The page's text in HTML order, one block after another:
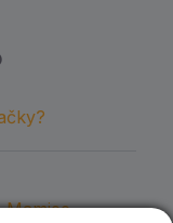
Mamiee,